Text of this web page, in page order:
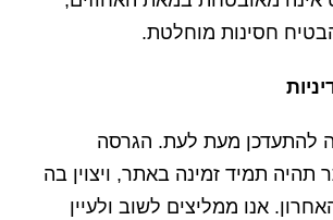
חסינות מוחלטת.
להתעדכן מעת לעת. הגרסה
תהיה תמיד זמינה באתר, ויצוין בה
אנו ממליצים לשוב ולעיין